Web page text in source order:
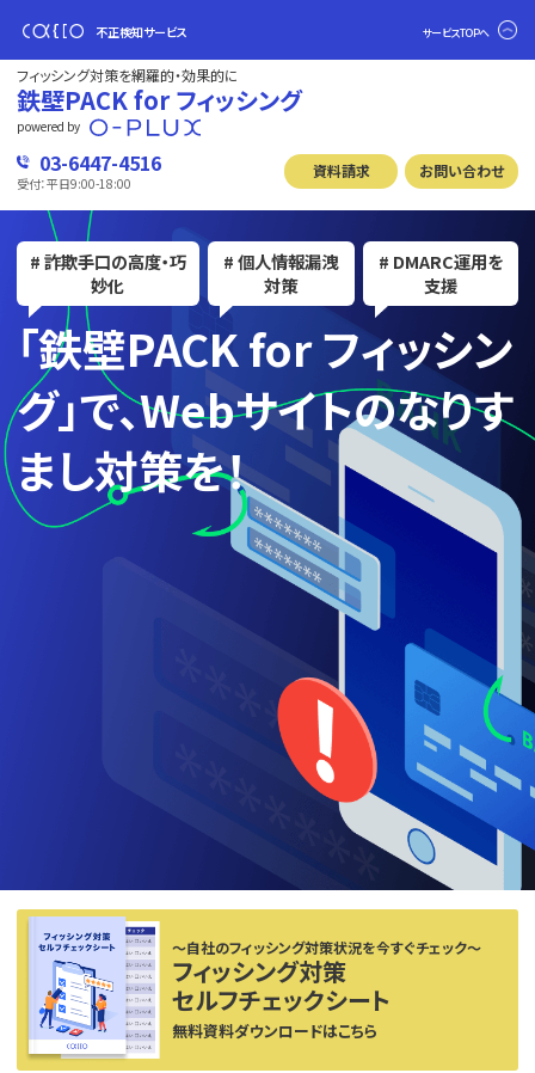
不正検知サービス サービスTOPへ
フィッシング対策を網羅的・効果的に
鉄壁PACK for フィッシング
powered by
03-6447-4516
受付：平日9:00-18:00
資料請求 お問い合わせ
# 詐欺手口の高度・巧
妙化
# 個人情報漏洩
対策
# DMARC運用を
支援
「鉄壁PACK for フィッシン
グ」で、Webサイトのなりす
まし対策を！
〜自社のフィッシング対策状況を今すぐチェック〜
フィッシング対策
セルフチェックシート
無料資料ダウンロードはこちら